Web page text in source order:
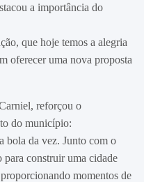
a importância do
que hoje temos a alegria
oferecer uma nova proposta
reforçou o
do município:
bola da vez. Junto com o
para construir uma cidade
momentos de